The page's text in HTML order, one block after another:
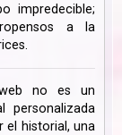
impredecible;
a la
no es un
personalizada
el historial, una